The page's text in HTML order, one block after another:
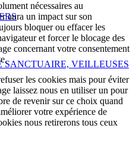
SANCTUAIRE, VEILLEUSES
nécessaires au
aura un impact sur son
bloquer ou effacer les
et forcer le blocage des
concernant votre consentement
les cookies mais pour éviter
laissez nous en utiliser un pour
de revenir sur ce choix quand
votre expérience de
nous retirerons tous ceux